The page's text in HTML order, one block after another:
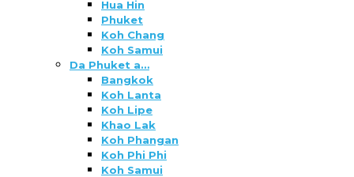
Hua Hin
Phuket
Koh Chang
Koh Samui
Da Phuket a…
Bangkok
Koh Lanta
Koh Lipe
Khao Lak
Koh Phangan
Koh Phi Phi
Koh Samui